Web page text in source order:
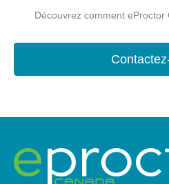
Découvrez comment eProctor